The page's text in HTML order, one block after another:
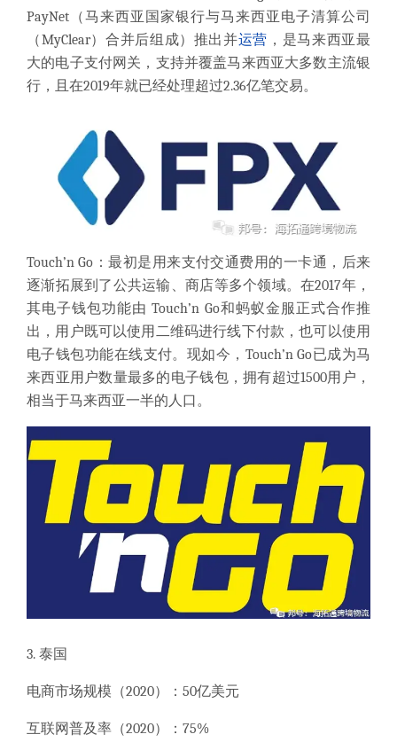
PayNet（马来西亚国家银行与马来西亚电子清算公司
（MyClear）合并后组成）推出并运营 ，是马来西亚最
大的电子支付网关，支持并覆盖马来西亚大多数主流银
行，且在2019年就已经处理超过2.36亿笔交易。
Touch’n Go：最初是用来支付交通费用的一卡通，后来
逐渐拓展到了公共运输、商店等多个领域。在2017年，
其电子钱包功能由 Touch’n Go和蚂蚁金服正式合作推
出，用户既可以使用二维码进行线下付款，也可以使用
电子钱包功能在线支付。现如今，Touch’n Go已成为马
来西亚用户数量最多的电子钱包，拥有超过1500用户，
相当于马来西亚一半的人口。
3. 泰国
电商市场规模（2020）：50亿美元
互联网普及率（2020）：75%